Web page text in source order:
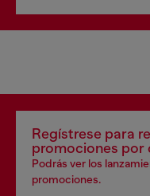
Regístrese para
promociones por
Podrás ver los
promociones.